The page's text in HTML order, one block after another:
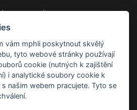
www.verasije.cz
obchodní podmínky
ochrany osobních údajů
a vrácení zboží
vám mphli poskytnout skvělý
tyto webové stránky používají
cookie (nutných k zajištění
i analytické soubory cookie k
našim webem pracujete. Tyto se